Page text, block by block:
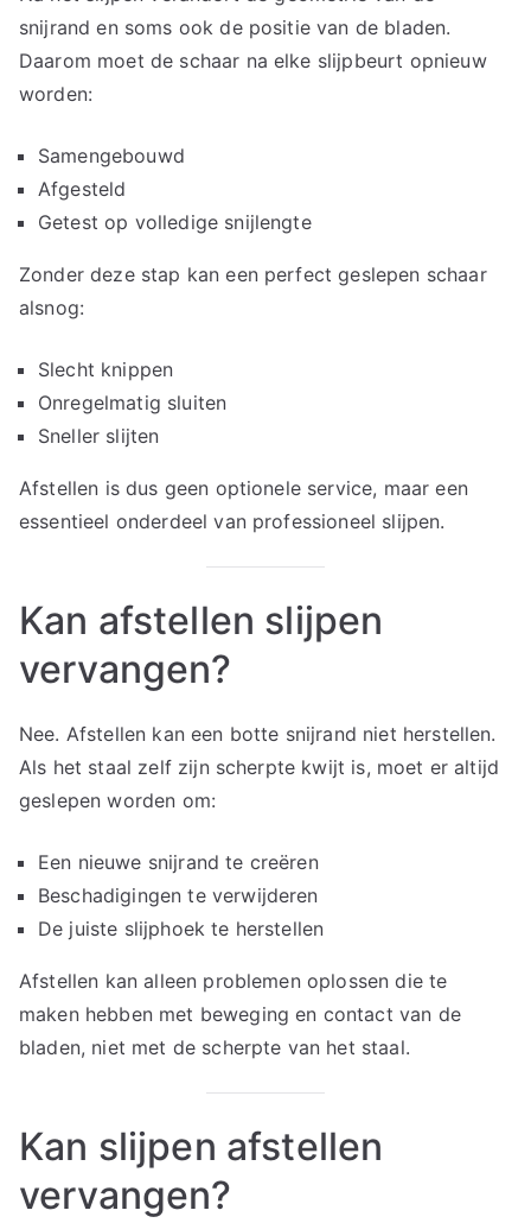
snijrand en soms ook de positie van de bladen.
Daarom moet de schaar na elke slijpbeurt opnieuw
worden:
Samengebouwd
Afgesteld
Getest op volledige snijlengte
Zonder deze stap kan een perfect geslepen schaar
alsnog:
Slecht knippen
Onregelmatig sluiten
Sneller slijten
Afstellen is dus geen optionele service, maar een
essentieel onderdeel van professioneel slijpen.
Kan afstellen slijpen
vervangen?
Nee. Afstellen kan een botte snijrand niet herstellen.
Als het staal zelf zijn scherpte kwijt is, moet er altijd
geslepen worden om:
Een nieuwe snijrand te creëren
Beschadigingen te verwijderen
De juiste slijphoek te herstellen
Afstellen kan alleen problemen oplossen die te
maken hebben met beweging en contact van de
bladen, niet met de scherpte van het staal.
Kan slijpen afstellen
vervangen?